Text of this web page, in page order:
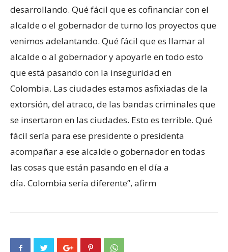
desarrollando. Qué fácil que es cofinanciar con el
alcalde o el gobernador de turno los proyectos que
venimos adelantando. Qué fácil que es llamar al
alcalde o al gobernador y apoyarle en todo esto
que está pasando con la inseguridad en
Colombia. Las ciudades estamos asfixiadas de la
extorsión, del atraco, de las bandas criminales que
se insertaron en las ciudades. Esto es terrible. Qué
fácil sería para ese presidente o presidenta
acompañar a ese alcalde o gobernador en todas
las cosas que están pasando en el día a
día. Colombia sería diferente”, afirm